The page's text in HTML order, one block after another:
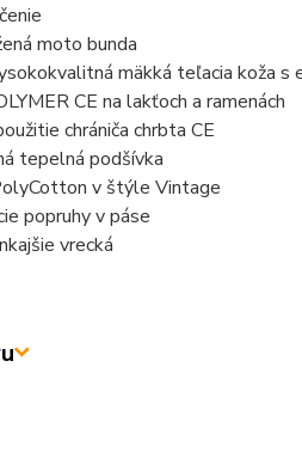
moto bunda
mäkká teľacia koža s
CE na lakťoch a ramenách
chrániča chrbta CE
tepelná podšívka
v štýle Vintage
popruhy v páse
vrecká